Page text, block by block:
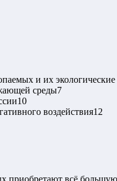
и их экологические
среды7
10
воздействия12